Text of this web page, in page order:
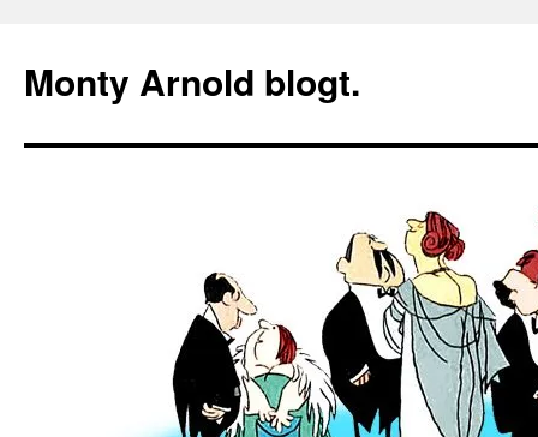
springen
Monty Arnold blogt.